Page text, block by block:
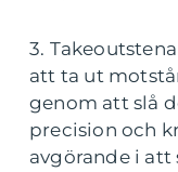
3.
att ta ut
genom att slå
precision och
avgörande i att